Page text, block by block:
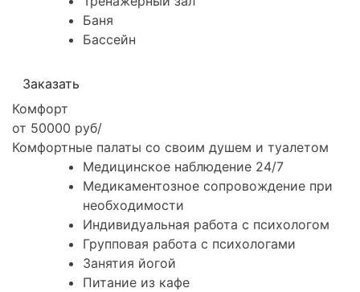
Баня
Бассейн
Заказать
Комфорт
от 50000 руб/
Комфортные палаты со своим душем и туалетом
Медицинское наблюдение 24/7
Медикаментозное сопровождение при
необходимости
Индивидуальная работа с психологом
Групповая работа с психологами
Занятия йогой
Питание из кафе